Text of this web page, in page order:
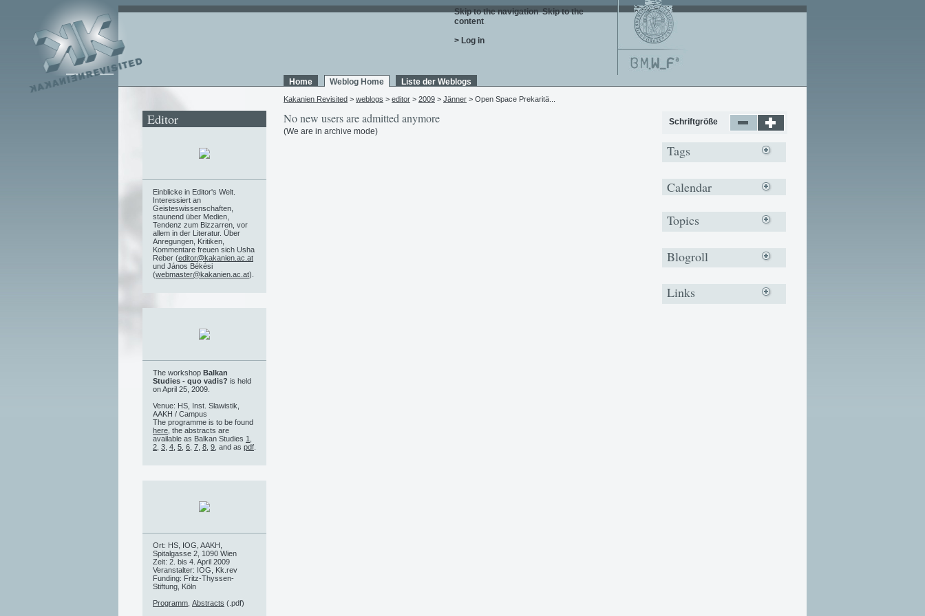
Skip to the navigation. Skip to the
content.
> Log in
Home Weblog Home Liste der Weblogs
Kakanien Revisited > weblogs > editor > 2009 > Jänner > Open Space Prekaritä...
No new users are admitted anymore
(We are in archive mode)
Editor
Einblicke in Editor's Welt.
Interessiert an
Geisteswissenschaften,
staunend über Medien,
Tendenz zum Bizzarren, vor
allem in der Literatur. Über
Anregungen, Kritiken,
Kommentare freuen sich Usha
Reber (editor@kakanien.ac.at
und János Békési
(webmaster@kakanien.ac.at).
The workshop Balkan
Studies - quo vadis? is held
on April 25, 2009.
Venue: HS, Inst. Slawistik,
AAKH / Campus
The programme is to be found
here , the abstracts are
available as Balkan Studies 1
2 3 4 5 6 7 8 9 , and as pdf
Ort: HS, IOG, AAKH,
Spitalgasse 2, 1090 Wien
Zeit: 2. bis 4. April 2009
Veranstalter: IOG, Kk.rev
Funding: Fritz-Thyssen-
Stiftung, Köln
Programm Abstracts (.pdf)
Schriftgröße
Tags
Calendar
Topics
Blogroll
Links